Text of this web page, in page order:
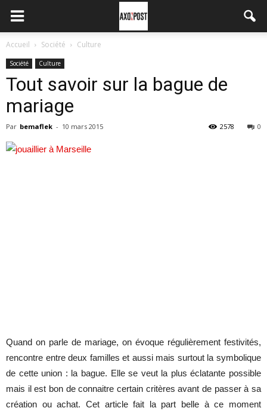
Accueil Société Culture
Société Culture
Tout savoir sur la bague de
mariage
Par bemaflek - 10 mars 2015 0
2578
Quand on parle de mariage, on évoque régulièrement festivités,
rencontre entre deux familles et aussi mais surtout la symbolique
de cette union : la bague. Elle se veut la plus éclatante possible
mais il est bon de connaitre certain critères avant de passer à sa
création ou achat. Cet article fait la part belle à ce moment